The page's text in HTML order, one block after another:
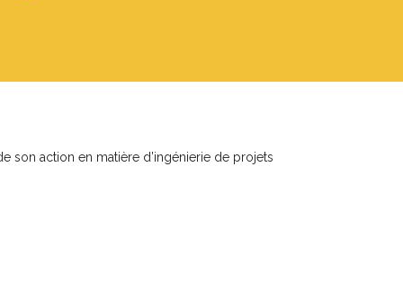
son action en matière d’ingénierie de projets